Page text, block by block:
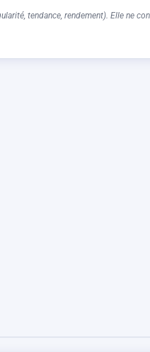
tendance, rendement). Elle ne